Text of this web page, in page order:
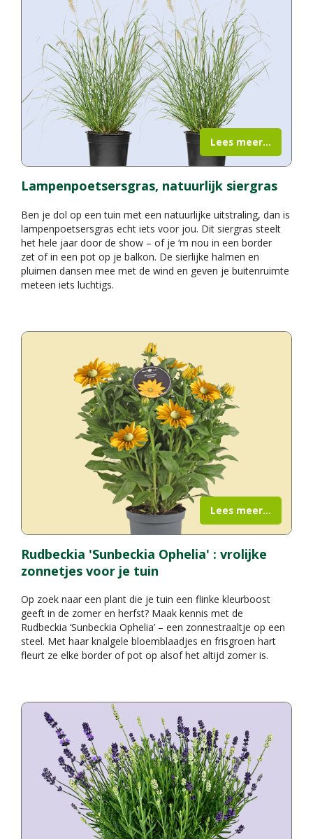
Lampenpoetsersgras, natuurlijk siergras
Ben je dol op een tuin met een natuurlijke uitstraling, dan is
lampenpoetsersgras echt iets voor jou. Dit siergras steelt
het hele jaar door de show – of je ‘m nou in een border
zet of in een pot op je balkon. De sierlijke halmen en
pluimen dansen mee met de wind en geven je buitenruimte
meteen iets luchtigs.
Lees meer...
Rudbeckia 'Sunbeckia Ophelia' : vrolijke
zonnetjes voor je tuin
Op zoek naar een plant die je tuin een flinke kleurboost
geeft in de zomer en herfst? Maak kennis met de
Rudbeckia ‘Sunbeckia Ophelia’ – een zonnestraaltje op een
steel. Met haar knalgele bloemblaadjes en frisgroen hart
fleurt ze elke border of pot op alsof het altijd zomer is.
Lees meer...